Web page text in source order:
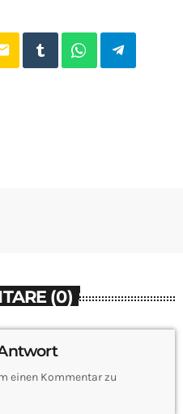
(0)
einen Kommentar zu